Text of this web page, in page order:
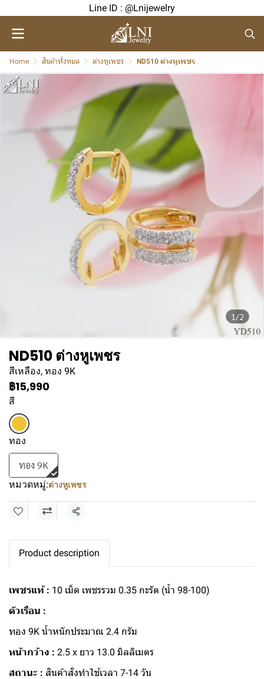
Line ID : @Lnijewelry
Home สินค้าทั้งหมด ต่างหูเพชร ND510 ต่างหูเพชร
1/2
ND510 ต่างหูเพชร
สีเหลือง, ทอง 9K
฿15,990
สี
ทอง
ทอง 9K
หมวดหมู่:ต่างหูเพชร
แชร์
Product description
เพชรแท้ : 10 เม็ด เพชรรวม 0.35 กะรัต (น้ำ 98-100)
ตัวเรือน :
ทอง 9K น้ำหนักประมาณ 2.4 กรัม
หน้ากว้าง : 2.5 x ยาว 13.0 มิลลิเมตร
สถานะ : สินค้าสั่งทำใช้เวลา 7-14 วัน